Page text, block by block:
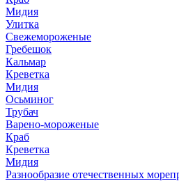
Мидия
Улитка
Свежемороженые
Гребешок
Кальмар
Креветка
Мидия
Осьминог
Трубач
Варено-мороженые
Краб
Креветка
Мидия
Разнообразие отечественных